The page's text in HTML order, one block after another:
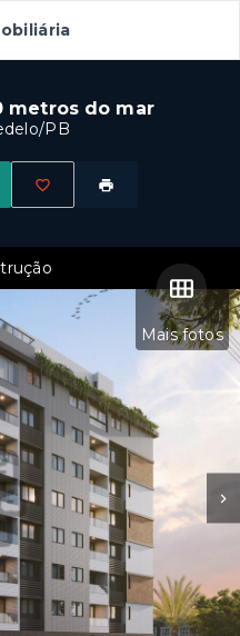
metros do mar
PB
Mais fotos